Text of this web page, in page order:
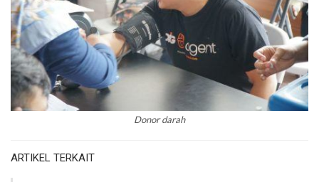
Donor darah
ARTIKEL TERKAIT